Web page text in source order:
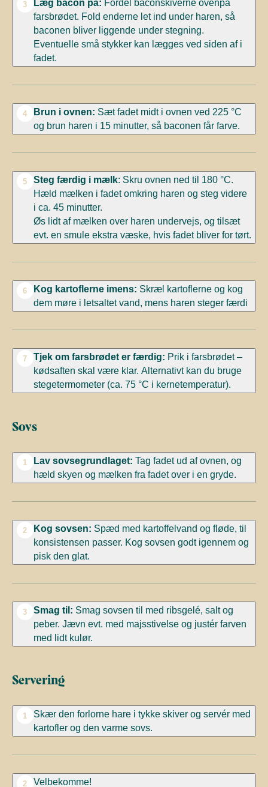
3 Læg bacon på: Fordel baconskiverne ovenpå
farsbrødet. Fold enderne let ind under haren, så
baconen bliver liggende under stegning.
Eventuelle små stykker kan lægges ved siden af i
fadet.
4 Brun i ovnen: Sæt fadet midt i ovnen ved 225 °C
og brun haren i 15 minutter, så baconen får farve.
5 Steg færdig i mælk: Skru ovnen ned til 180 °C.
Hæld mælken i fadet omkring haren og steg videre
i ca. 45 minutter.
Øs lidt af mælken over haren undervejs, og tilsæt
evt. en smule ekstra væske, hvis fadet bliver for tørt.
6 Kog kartoflerne imens: Skræl kartoflerne og kog
dem møre i letsaltet vand, mens haren steger færdi
7 Tjek om farsbrødet er færdig: Prik i farsbrødet –
kødsaften skal være klar. Alternativt kan du bruge
stegetermometer (ca. 75 °C i kernetemperatur).
Sovs
1 Lav sovsegrundlaget: Tag fadet ud af ovnen, og
hæld skyen og mælken fra fadet over i en gryde.
2 Kog sovsen: Spæd med kartoffelvand og fløde, til
konsistensen passer. Kog sovsen godt igennem og
pisk den glat.
3 Smag til: Smag sovsen til med ribsgelé, salt og
peber. Jævn evt. med majsstivelse og justér farven
med lidt kulør.
Servering
1
Skær den forlorne hare i tykke skiver og servér med
kartofler og den varme sovs.
2 Velbekomme!